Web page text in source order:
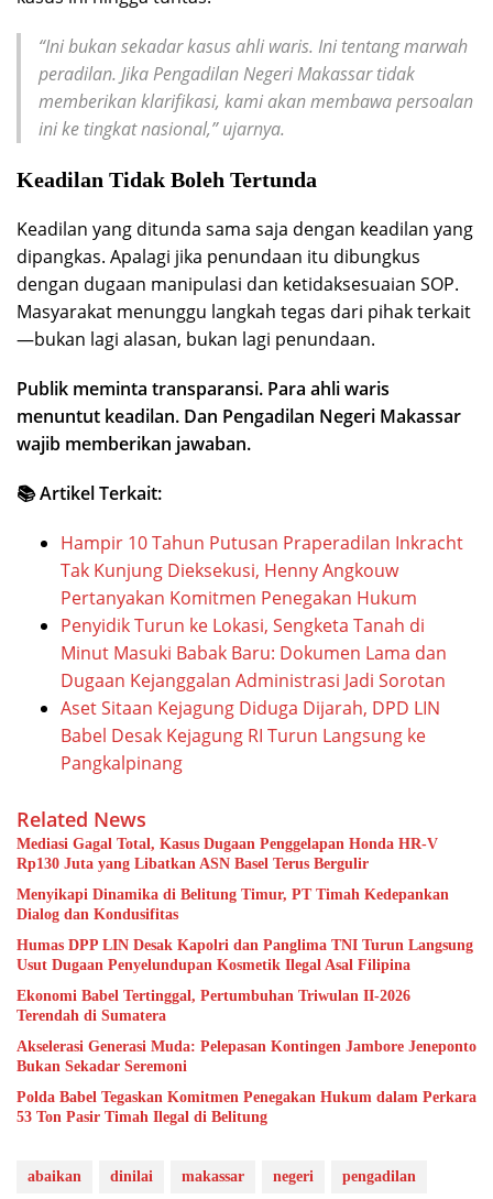
“Ini bukan sekadar kasus ahli waris. Ini tentang marwah
peradilan. Jika Pengadilan Negeri Makassar tidak
memberikan klarifikasi, kami akan membawa persoalan
ini ke tingkat nasional,”ujarnya.
Keadilan Tidak Boleh Tertunda
Keadilan yang ditunda sama saja dengan keadilan yang
dipangkas. Apalagi jika penundaan itu dibungkus
dengan dugaan manipulasi dan ketidaksesuaian SOP.
Masyarakat menunggu langkah tegas dari pihak terkait
—bukan lagi alasan, bukan lagi penundaan.
Publik meminta transparansi. Para ahli waris
menuntut keadilan. Dan Pengadilan Negeri Makassar
wajib memberikan jawaban.
📚 Artikel Terkait:
Hampir 10 Tahun Putusan Praperadilan Inkracht
Tak Kunjung Dieksekusi, Henny Angkouw
Pertanyakan Komitmen Penegakan Hukum
Penyidik Turun ke Lokasi, Sengketa Tanah di
Minut Masuki Babak Baru: Dokumen Lama dan
Dugaan Kejanggalan Administrasi Jadi Sorotan
Aset Sitaan Kejagung Diduga Dijarah, DPD LIN
Babel Desak Kejagung RI Turun Langsung ke
Pangkalpinang
Related News
Mediasi Gagal Total, Kasus Dugaan Penggelapan Honda HR-V
Rp130 Juta yang Libatkan ASN Basel Terus Bergulir
Menyikapi Dinamika di Belitung Timur, PT Timah Kedepankan
Dialog dan Kondusifitas
Humas DPP LIN Desak Kapolri dan Panglima TNI Turun Langsung
Usut Dugaan Penyelundupan Kosmetik Ilegal Asal Filipina
Ekonomi Babel Tertinggal, Pertumbuhan Triwulan II-2026
Terendah di Sumatera
Akselerasi Generasi Muda: Pelepasan Kontingen Jambore Jeneponto
Bukan Sekadar Seremoni
Polda Babel Tegaskan Komitmen Penegakan Hukum dalam Perkara
53 Ton Pasir Timah Ilegal di Belitung
abaikan dinilai makassar negeri pengadilan